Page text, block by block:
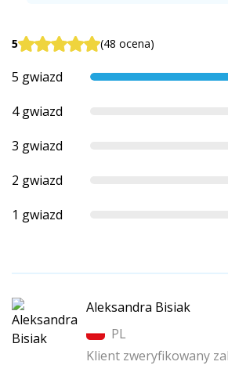
5 (48 ocena)
5 gwiazd
4 gwiazd
3 gwiazd
2 gwiazd
1 gwiazd
Aleksandra Bisiak
PL
Klient zweryfikowany